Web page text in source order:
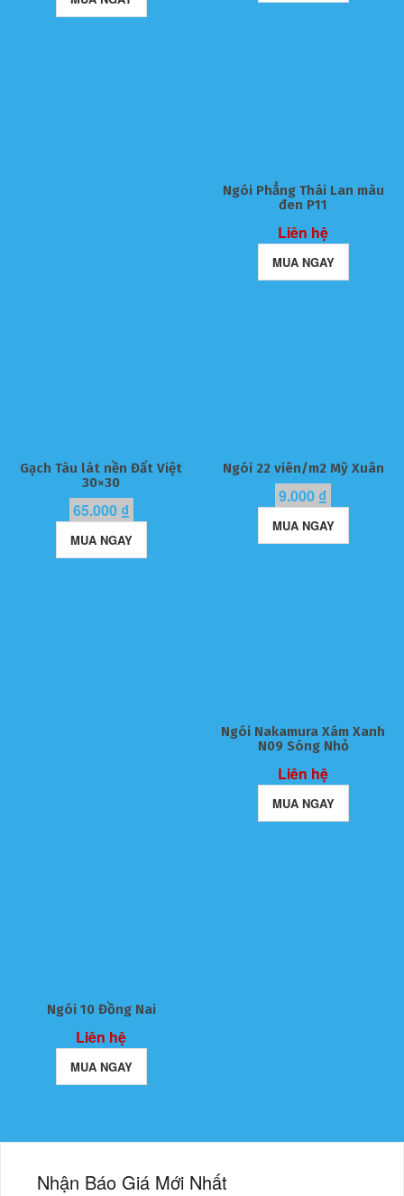
Ngói Phẳng Thái Lan màu
đen P11
Liên hệ
MUA NGAY
Gạch Tàu lát nền Đất Việt
30×30
65.000 ₫
MUA NGAY
Ngói 22 viên/m2 Mỹ Xuân
9.000 ₫
MUA NGAY
Ngói Nakamura Xám Xanh
N09 Sóng Nhỏ
Liên hệ
MUA NGAY
Ngói 10 Đồng Nai
Liên hệ
MUA NGAY
Nhận Báo Giá Mới Nhất